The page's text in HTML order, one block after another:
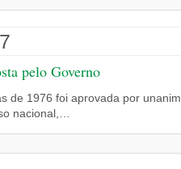
pelo Governo
de 1976 foi aprovada por
nacional,…